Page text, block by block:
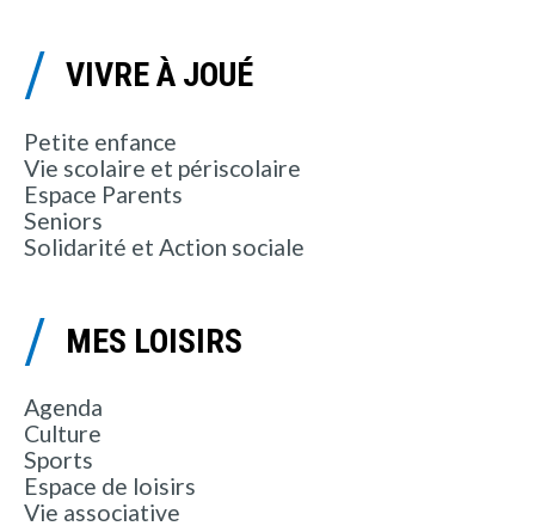
VIVRE À JOUÉ
Petite enfance
Vie scolaire et périscolaire
Espace Parents
Seniors
Solidarité et Action sociale
MES LOISIRS
Agenda
Culture
Sports
Espace de loisirs
Vie associative